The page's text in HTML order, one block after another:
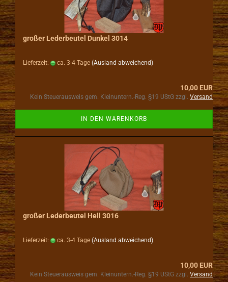
großer Lederbeutel Dunkel 3014
Lieferzeit: ca. 3-4 Tage (Ausland abweichend)
10,00 EUR
Kein Steuerausweis gem. Kleinuntern.-Reg. §19 UStG zzgl. Versand
IN DEN WARENKORB
großer Lederbeutel Hell 3016
Lieferzeit: ca. 3-4 Tage (Ausland abweichend)
10,00 EUR
Kein Steuerausweis gem. Kleinuntern.-Reg. §19 UStG zzgl. Versand